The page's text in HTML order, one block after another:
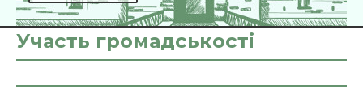
Участь громадськості